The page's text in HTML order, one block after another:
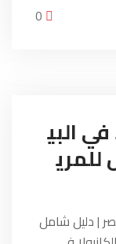
البي
| دليل شامل